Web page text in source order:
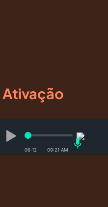
Ativação
06:12